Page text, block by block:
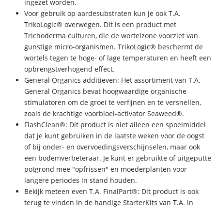
ingezet worden.
Voor gebruik op aardesubstraten kun je ook T.A.
TrikoLogic® overwegen. Dit is een product met
Trichoderma culturen, die de wortelzone voorziet van
gunstige micro-organismen. TrikoLogic® beschermt de
wortels tegen te hoge- of lage temperaturen en heeft een
opbrengstverhogend effect.
General Organics additieven: Het assortiment van T.A.
General Organics bevat hoogwaardige organische
stimulatoren om de groei te verfijnen en te versnellen,
zoals de krachtige voorbloei-activator Seaweed®.
FlashClean®: Dit product is niet alleen een spoelmiddel
dat je kunt gebruiken in de laatste weken voor de oogst
of bij onder- en overvoedingsverschijnselen, maar ook
een bodemverbeteraar. Je kunt er gebruikte of uitgeputte
potgrond mee "opfrissen" en moederplanten voor
langere periodes in stand houden.
Bekijk meteen even T.A. FinalPart®: Dit product is ook
terug te vinden in de handige StarterKits van T.A. in